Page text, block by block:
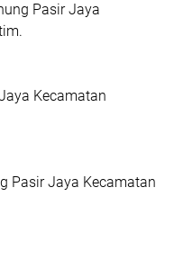
Pasir Jaya
Kecamatan
Pasir Jaya Kecamatan